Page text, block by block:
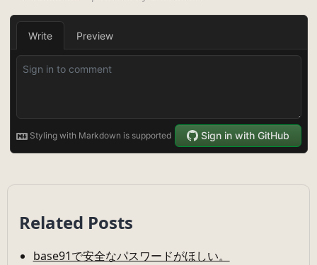
Related Posts
base91で安全なパスワードがほしい。